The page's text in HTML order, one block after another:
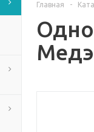
Главная -